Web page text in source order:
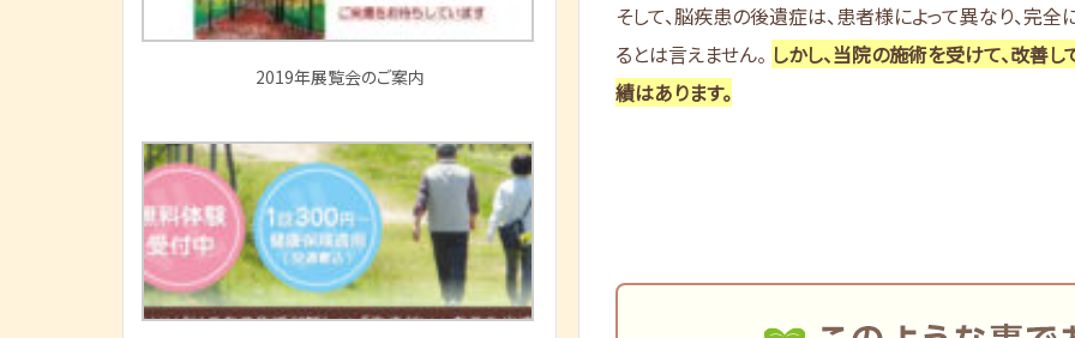
そして、脳疾患の後遺症は、患者様によって異なり、完全
るとは言えません。 しかし、当院の施術を受けて、改善し
績はあります。
2019年展覧会のご案内